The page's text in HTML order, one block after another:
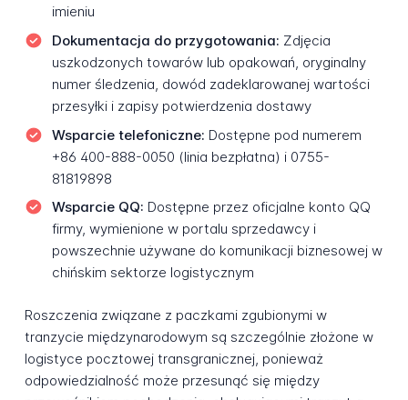
imieniu
Dokumentacja do przygotowania: Zdjęcia
uszkodzonych towarów lub opakowań, oryginalny
numer śledzenia, dowód zadeklarowanej wartości
przesyłki i zapisy potwierdzenia dostawy
Wsparcie telefoniczne: Dostępne pod numerem
+86 400-888-0050 (linia bezpłatna) i 0755-
81819898
Wsparcie QQ: Dostępne przez oficjalne konto QQ
firmy, wymienione w portalu sprzedawcy i
powszechnie używane do komunikacji biznesowej w
chińskim sektorze logistycznym
Roszczenia związane z paczkami zgubionymi w
tranzycie międzynarodowym są szczególnie złożone w
logistyce pocztowej transgranicznej, ponieważ
odpowiedzialność może przesunąć się między